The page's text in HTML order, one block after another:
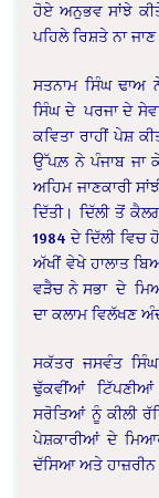
ਹੋਏ ਅਨੁਭਵ ਸਾਂਝੇ
ਪਹਿਲੇ ਰਿਸ਼ਤੇ ਨਾ
ਸਤਨਾਮ ਸਿੰਘ ਢਾਅ
ਸਿੰਘ ਦੇ ਪਰਜਾ ਦੇ
ਕਵਿਤਾ ਰਾਹੀਂ ਪੇਸ਼
ਉੱਪਲ਼ ਨੇ ਪੰਜਾਬ ਜਾ
ਅਹਿਮ ਜਾਣਕਾਰੀ
ਦਿੱਤੀ। ਦਿੱਲੀ ਤੋਂ
1984 ਦੇ ਦਿੱਲੀ
ਅੱਖੀਂ ਵੇਖੇ ਹਾਲਾਤ
ਵੜੈਚ ਨੇ ਸਭਾ ਦੇ
ਦਾ ਕਲਾਮ ਵਿਲੱਖਣ
ਸਕੱਤਰ ਜਸਵੰਤ
ਢੁੱਕਵੀਂਆਂ
ਸਰੋਤਿਆਂ ਨੂੰ ਕੀਲੀ
ਪੇਸ਼ਕਾਰੀਆਂ ਦੇ
ਦੱਸਿਆ ਅਤੇ ਹਾਜ਼ਰੀਨ